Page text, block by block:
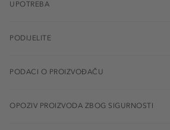
UPOTREBA
PODIJELITE
PODACI O PROIZVOĐAČU
OPOZIV PROIZVODA ZBOG SIGURNOSTI